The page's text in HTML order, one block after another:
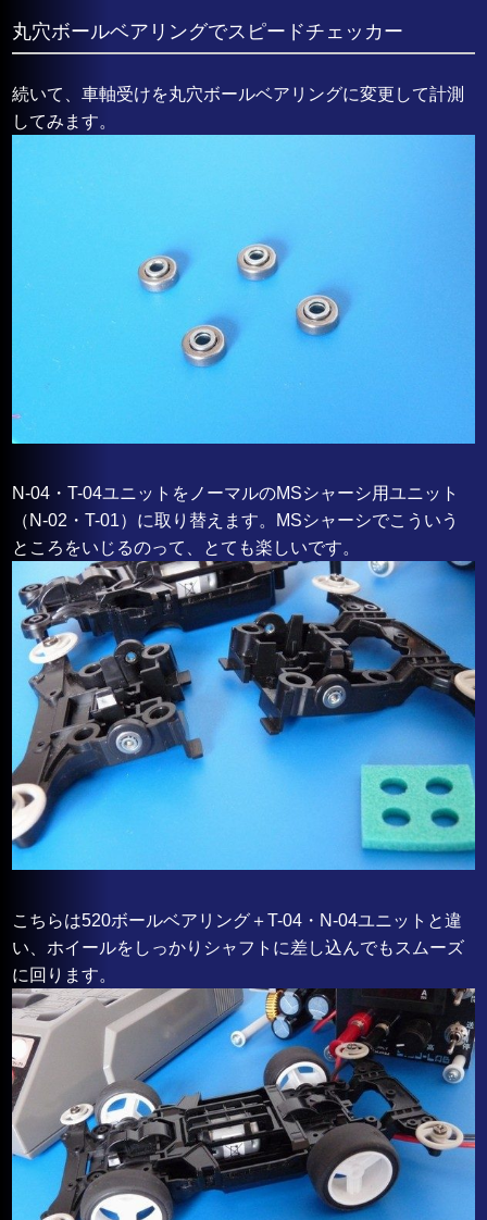
丸穴ボールベアリングでスピードチェッカー
続いて、車軸受けを丸穴ボールベアリングに変更して計測
してみます。
N-04・T-04ユニットをノーマルのMSシャーシ用ユニット
（N-02・T-01）に取り替えます。MSシャーシでこういう
ところをいじるのって、とても楽しいです。
こちらは520ボールベアリング＋T-04・N-04ユニットと違
い、ホイールをしっかりシャフトに差し込んでもスムーズ
に回ります。